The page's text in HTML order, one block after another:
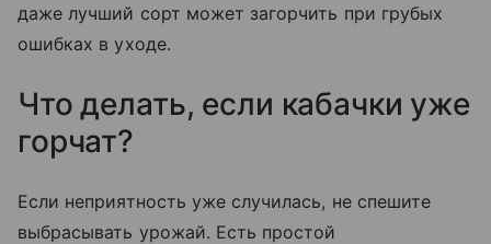
даже лучший сорт может загорчить при грубых
ошибках в уходе.
Что делать, если кабачки уже
горчат?
Если неприятность уже случилась, не спешите
выбрасывать урожай. Есть простой